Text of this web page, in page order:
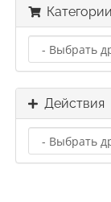
Категории
Действия